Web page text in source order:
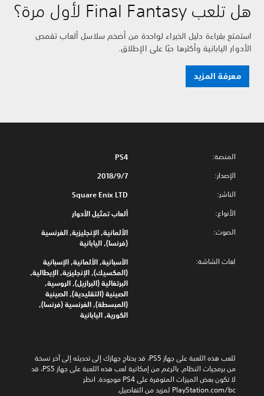
هل تلعب Final Fantasy لأول مرة؟
استمتع بقراءة دليل الخبراء لواحدة من أضخم سلاسل ألعاب تقمص
الأدوار اليابانية وأكثرها حبًا على الإطلاق.
معرفة المزيد
المنصة: PS4
الإصدار: 7‏/9‏/2018
الناشر: Square Enix LTD
الأنواع: ألعاب تمثيل الأدوار
الصوت:
الألمانية, الإنجليزية, الفرنسية
(فرنسا), اليابانية
لغات الشاشة:
الأسبانية, الألمانية, الإسبانية
(المكسيك), الإنجليزية, الإيطالية,
البرتغالية (البرازيل), الروسية,
الصينية (التقليدية), الصينية
(المبسطة), الفرنسية (فرنسا),
الكورية, اليابانية
للعب هذه اللعبة على جهاز PS5، قد يحتاج جهازك إلى تحديثه إلى آخر نسخة
من برمجيات النظام. بالرغم من إمكانية لعب هذه اللعبة على جهاز PS5، قد
لا تكون بعض الميزات المتوفرة على PS4 موجودة. انظر
‎PlayStation.com/bc لمزيد من التفاصيل.